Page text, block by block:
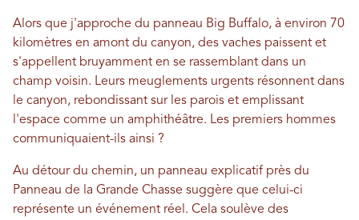
Alors que j'approche du panneau Big Buffalo, à environ 70
kilomètres en amont du canyon, des vaches paissent et
s'appellent bruyamment en se rassemblant dans un
champ voisin. Leurs meuglements urgents résonnent dans
le canyon, rebondissant sur les parois et emplissant
l'espace comme un amphithéâtre. Les premiers hommes
communiquaient-ils ainsi ?
Au détour du chemin, un panneau explicatif près du
Panneau de la Grande Chasse suggère que celui-ci
représente un événement réel. Cela soulève des